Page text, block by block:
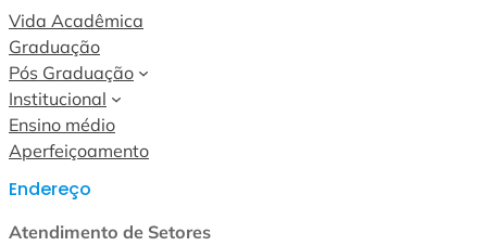
Vida Acadêmica
Graduação
Pós Graduação
Institucional
Ensino médio
Aperfeiçoamento
Endereço
Atendimento de Setores